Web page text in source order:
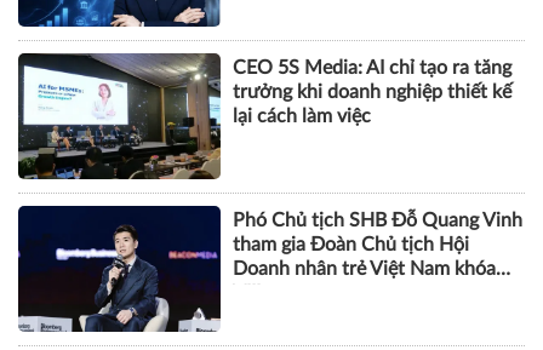
CEO 5S Media: AI chỉ tạo ra tăng
trưởng khi doanh nghiệp thiết kế
lại cách làm việc
Phó Chủ tịch SHB Đỗ Quang Vinh
tham gia Đoàn Chủ tịch Hội
Doanh nhân trẻ Việt Nam khóa